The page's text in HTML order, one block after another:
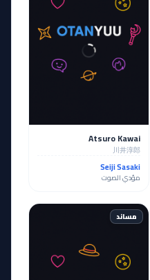
Atsuro Kawai
川井淳郎
Seiji Sasaki
مؤدي الصوت
مساند